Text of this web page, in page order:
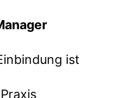
ist